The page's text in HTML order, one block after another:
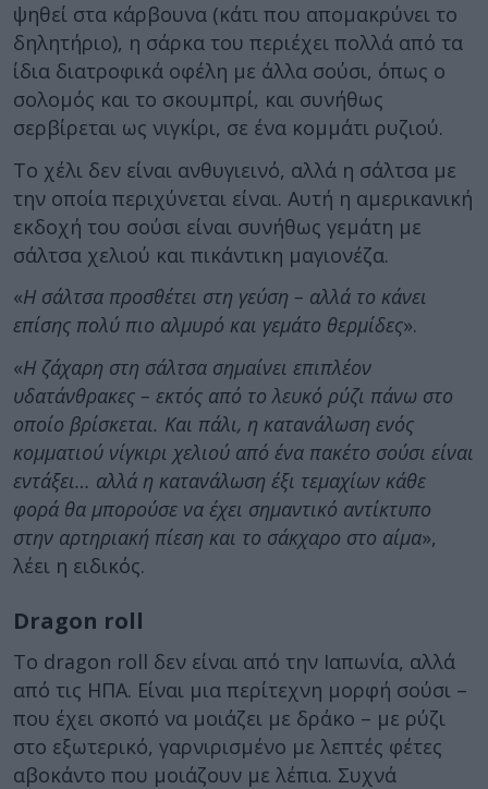
ψηθεί στα κάρβουνα (κάτι που απομακρύνει το
δηλητήριο), η σάρκα του περιέχει πολλά από τα
ίδια διατροφικά οφέλη με άλλα σούσι, όπως ο
σολομός και το σκουμπρί, και συνήθως
σερβίρεται ως νιγκίρι, σε ένα κομμάτι ρυζιού.
Το χέλι δεν είναι ανθυγιεινό, αλλά η σάλτσα με
την οποία περιχύνεται είναι. Αυτή η αμερικανική
εκδοχή του σούσι είναι συνήθως γεμάτη με
σάλτσα χελιού και πικάντικη μαγιονέζα.
«Η σάλτσα προσθέτει στη γεύση – αλλά τo κάνει
επίσης πολύ πιο αλμυρό και γεμάτο θερμίδες».
«Η ζάχαρη στη σάλτσα σημαίνει επιπλέον
υδατάνθρακες – εκτός από το λευκό ρύζι πάνω στο
οποίο βρίσκεται. Και πάλι, η κατανάλωση ενός
κομματιού νίγκιρι χελιού από ένα πακέτο σούσι είναι
εντάξει… αλλά η κατανάλωση έξι τεμαχίων κάθε
φορά θα μπορούσε να έχει σημαντικό αντίκτυπο
στην αρτηριακή πίεση και το σάκχαρο στο αίμα»,
λέει η ειδικός.
Dragon roll
Το dragon roll δεν είναι από την Ιαπωνία, αλλά
από τις ΗΠΑ. Είναι μια περίτεχνη μορφή σούσι –
που έχει σκοπό να μοιάζει με δράκο – με ρύζι
στο εξωτερικό, γαρνιρισμένο με λεπτές φέτες
αβοκάντο που μοιάζουν με λέπια. Συχνά